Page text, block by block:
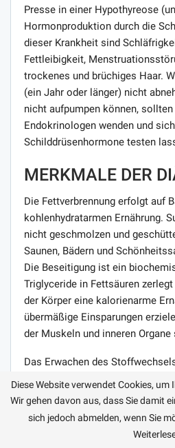
Presse in einer Hypothyreose
Hormonproduktion durch die
dieser Krankheit sind
Fettleibigkeit,
trockenes und brüchiges Haar.
(ein Jahr oder länger) nicht
nicht aufpumpen können,
Endokrinologen wenden und
Schilddrüsenhormone testen
MERKMALE DER
Die Fettverbrennung erfolgt auf
kohlenhydratarmen Ernährung.
nicht geschmolzen und
Saunen, Bädern und
Die Beseitigung ist ein
Triglyceride in Fettsäuren
der Körper eine kalorienarme
übermäßige Einsparungen
der Muskeln und inneren
Das Erwachen des
Stabilisierung des Gewichts
als auch beim Kind.
Körpergewicht beibehalten
Kaloriengehalt der Diät
Diese Website verwendet Cookies,
Wir gehen davon aus, dass Sie damit
sich jedoch abmelden, wenn Sie